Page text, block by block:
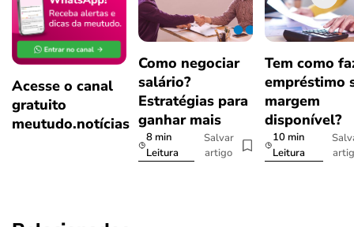
Acesse o canal
gratuito
meutudo.notícias
Como negociar
salário?
Estratégias para
ganhar mais
8 min
Leitura
Salvar
artigo
Tem como
empréstimo
margem
disponível?
10 min
Leitura